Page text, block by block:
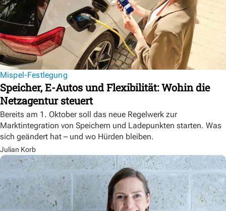
Mispel-Festlegung
Speicher, E-Autos und Flexibilität: Wohin die
Netzagentur steuert
Bereits am 1. Oktober soll das neue Regelwerk zur
Marktintegration von Speichern und Ladepunkten starten. Was
sich geändert hat – und wo Hürden bleiben.
Julian Korb